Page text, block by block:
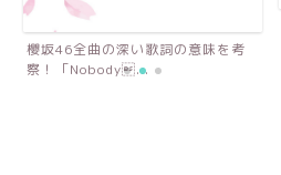
櫻坂46全曲の深い歌詞の意味を考
察！「Nobody...